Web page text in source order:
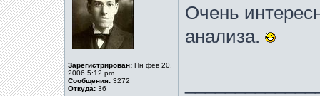
Зарегистрирован: Пн фев 20,
2006 5:12 pm
Сообщения: 3272
Откуда: 36
Очень
анализа.